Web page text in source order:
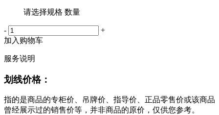
请选择规格 数量
-
+
加入购物车
服务说明
划线价格：
指的是商品的专柜价、吊牌价、指导价、正品零售价或该商品
曾经展示过的销售价等，并非商品的原价，仅供您参考。